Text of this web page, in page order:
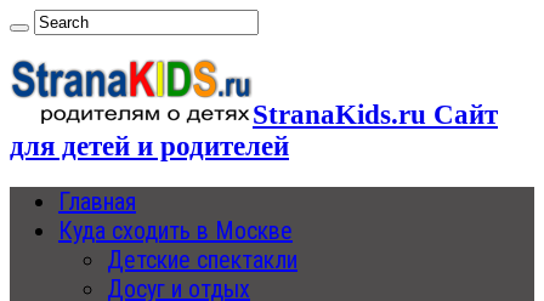
StranaKids.ru Сайт
для детей и родителей
Главная
Куда сходить в Москве
Детские спектакли
Досуг и отдых